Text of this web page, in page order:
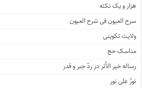
هزار و یک نکته
سرح العیون فی شرح العیون
ولایت تکوینی
مناسک حج
رساله خیر الأثر در ردّ جبر و قدر
نورٌ علی نور